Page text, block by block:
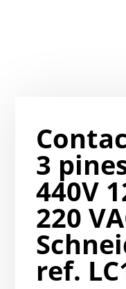
3
440V
220
ref.